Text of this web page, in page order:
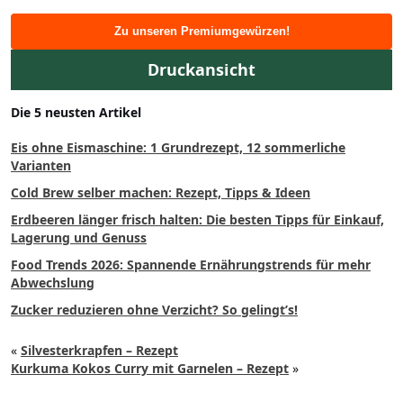
Zu unseren Premiumgewürzen!
Druckansicht
Die 5 neusten Artikel
Eis ohne Eismaschine: 1 Grundrezept, 12 sommerliche
Varianten
Cold Brew selber machen: Rezept, Tipps & Ideen
Erdbeeren länger frisch halten: Die besten Tipps für Einkauf,
Lagerung und Genuss
Food Trends 2026: Spannende Ernährungstrends für mehr
Abwechslung
Zucker reduzieren ohne Verzicht? So gelingt’s!
« Silvesterkrapfen – Rezept
Kurkuma Kokos Curry mit Garnelen – Rezept »